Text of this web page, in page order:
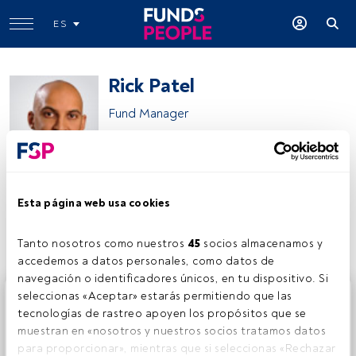
Esta página web usa cookies
Tanto nosotros como nuestros 45 socios almacenamos y
accedemos a datos personales, como datos de
navegación o identificadores únicos, en tu dispositivo. Si
seleccionas «Aceptar» estarás permitiendo que las
tecnologías de rastreo apoyen los propósitos que se
muestran en «nosotros y nuestros socios tratamos datos
para proporcionar», mientras que si seleccionas «Rechazar
ES
Rick Patel
Fund Manager
Compartir:
Este es un artículo exclusivo para los usuarios registrados
de FundsPeople. Si ya estás registrado, accede desde el
botón Login. Si aún no tienes cuenta, te invitamos a
registrarte y disfrutar de todo el universo que ofrece